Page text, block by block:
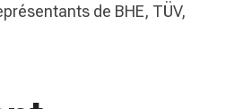
de BHE, TÜV,